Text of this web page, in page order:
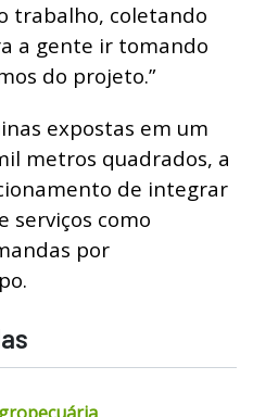
trabalho, coletando
a gente ir tomando
do projeto.”
expostas em um
metros quadrados, a
de integrar
serviços como
por